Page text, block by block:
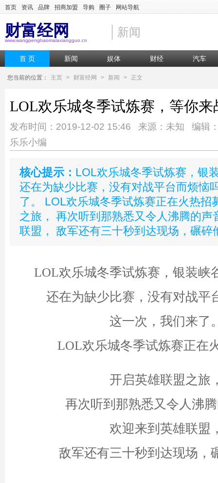
首页 资讯 品牌 招商加盟 导购 圈子 网站导航
财富经网
www.wangpenghaomalaxiangguo.cn
新闻
首 页 新闻 娱体 财经 汽车
您当前的位置： 主页 > 财富经网 > 新闻 > 正文
LOL欢乐城冬季试炼赛，等你来
发布时间：2019-12-02 15:46 来源：未知 编辑
乐乐小编
核心提示： LOL欢乐城冬季试炼赛，银
还在为缺少比赛，没有对战平台而烦恼
了。 LOL欢乐城冬季试炼赛正在火热招
之旅， 再次听到那熟悉又令人沸腾的声
联盟， 敌军还有三十秒到达现场，碾碎
LOL欢乐城冬季试炼赛，银装峡
还在为缺少比赛，没有对战平
这一次，我们来了
LOL欢乐城冬季试炼赛正在
开启英雄联盟之旅
再次听到那熟悉又令人沸
欢迎来到英雄联盟
敌军还有三十秒到达现场，